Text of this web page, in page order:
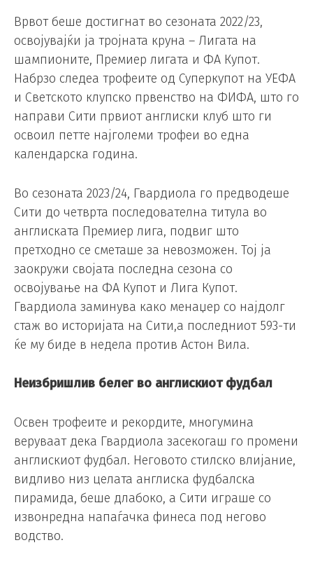
Врвот беше достигнат во сезоната 2022/23,
освојувајќи ја тројната круна – Лигата на
шампионите, Премиер лигата и ФА Купот.
Набрзо следеа трофеите од Суперкупот на УЕФА
и Светското клупско првенство на ФИФА, што го
направи Сити првиот англиски клуб што ги
освоил петте најголеми трофеи во една
календарска година.
Во сезоната 2023/24, Гвардиола го предводеше
Сити до четврта последователна титула во
англиската Премиер лига, подвиг што
претходно се сметаше за невозможен. Тој ја
заокружи својата последна сезона со
освојување на ФА Купот и Лига Купот.
Гвардиола заминува како менаџер со најдолг
стаж во историјата на Сити,а последниот 593-ти
ќе му биде в недела против Астон Вила.
Неизбришлив белег во англискиот фудбал
Освен трофеите и рекордите, многумина
веруваат дека Гвардиола засекогаш го промени
англискиот фудбал. Неговото стилско влијание,
видливо низ целата англиска фудбалска
пирамида, беше длабоко, а Сити играше со
извонредна напаѓачка финеса под негово
водство.